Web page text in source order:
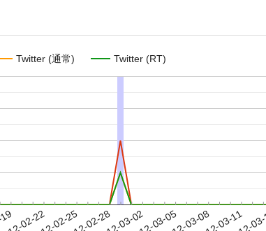
Twitter (通常) Twitter (RT)